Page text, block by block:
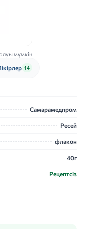
мүмкін
14
Самарамедпром
Ресей
флакон
40г
Рецептсіз